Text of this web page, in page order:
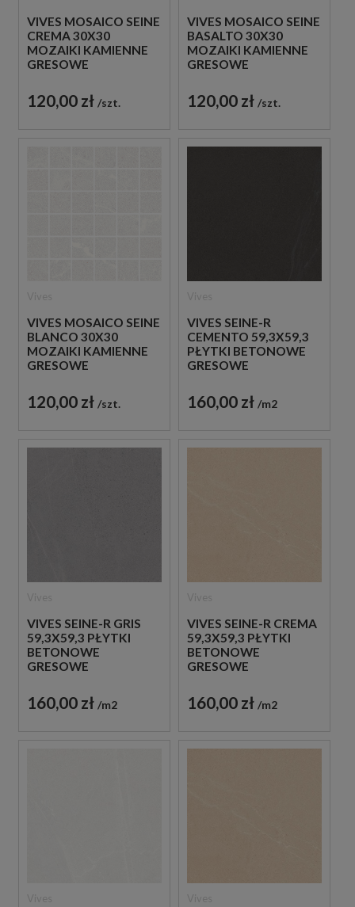
VIVES MOSAICO SEINE
CREMA 30X30
MOZAIKI KAMIENNE
GRESOWE
120,00 zł szt.
VIVES MOSAICO SEINE
BASALTO 30X30
MOZAIKI KAMIENNE
GRESOWE
120,00 zł szt.
VIVES MOSAICO SEINE
BLANCO 30X30
MOZAIKI KAMIENNE
GRESOWE
120,00 zł szt.
VIVES SEINE-R
CEMENTO 59,3X59,3
PŁYTKI BETONOWE
GRESOWE
160,00 zł m2
VIVES SEINE-R GRIS
59,3X59,3 PŁYTKI
BETONOWE
GRESOWE
160,00 zł m2
VIVES SEINE-R CREMA
59,3X59,3 PŁYTKI
BETONOWE
GRESOWE
160,00 zł m2